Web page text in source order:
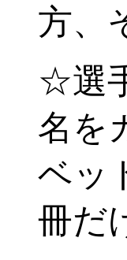
方、
☆選
名を
ベッ
冊だ